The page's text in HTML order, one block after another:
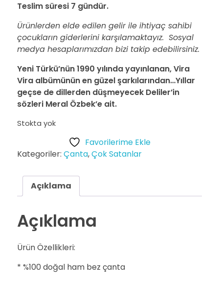
Teslim süresi 7 gündür.
Ürünlerden elde edilen gelir ile ihtiyaç sahibi
çocukların giderlerini karşılamaktayız. Sosyal
medya hesaplarımızdan bizi takip edebilirsiniz.
Yeni Türkü’nün 1990 yılında yayınlanan, Vira
Vira albümünün en güzel şarkılarından…Yıllar
geçse de dillerden düşmeyecek Deliler’in
sözleri Meral Özbek’e ait.
Stokta yok
Favorilerime Ekle
Kategoriler: Çanta,Çok Satanlar
Açıklama
Açıklama
Ürün Özellikleri:
* %100 doğal ham bez çanta